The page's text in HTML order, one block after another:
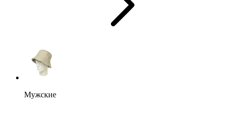
Мужские